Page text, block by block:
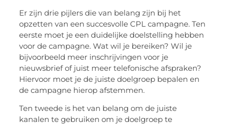
Er zijn drie pijlers die van belang zijn bij het
opzetten van een succesvolle CPL campagne. Ten
eerste moet je een duidelijke doelstelling hebben
voor de campagne. Wat wil je bereiken? Wil je
bijvoorbeeld meer inschrijvingen voor je
nieuwsbrief of juist meer telefonische afspraken?
Hiervoor moet je de juiste doelgroep bepalen en
de campagne hierop afstemmen.
Ten tweede is het van belang om de juiste
kanalen te gebruiken om je doelgroep te